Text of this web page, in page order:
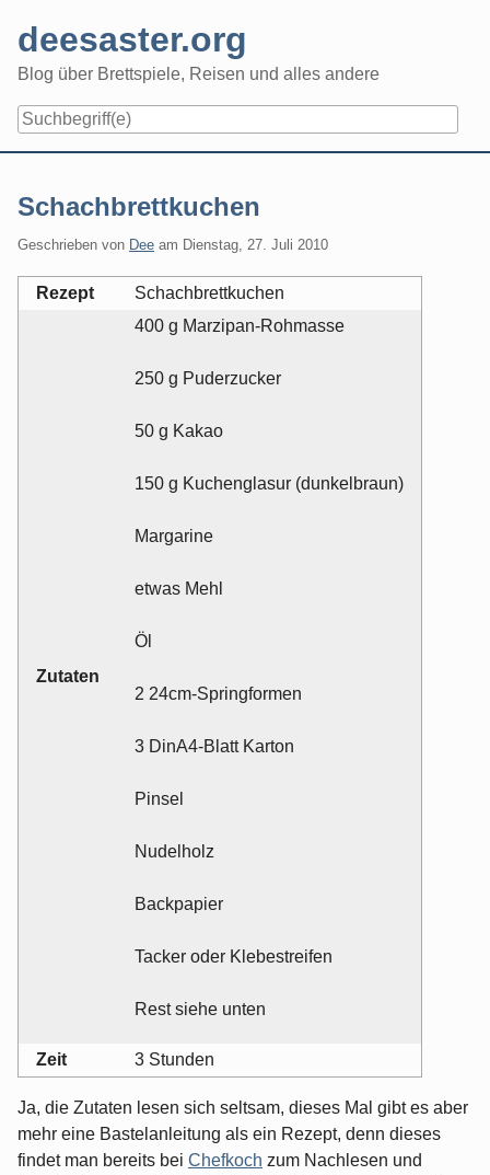
content
deesaster.org
Blog über Brettspiele, Reisen und alles andere
Schachbrettkuchen
Geschrieben von Dee am Dienstag, 27. Juli 2010
Rezept Schachbrettkuchen
Zutaten
400 g Marzipan-Rohmasse
250 g Puderzucker
50 g Kakao
150 g Kuchenglasur (dunkelbraun)
Margarine
etwas Mehl
Öl
2 24cm-Springformen
3 DinA4-Blatt Karton
Pinsel
Nudelholz
Backpapier
Tacker oder Klebestreifen
Rest siehe unten
Zeit 3 Stunden
Ja, die Zutaten lesen sich seltsam, dieses Mal gibt es aber
mehr eine Bastelanleitung als ein Rezept, denn dieses
findet man bereits bei Chefkoch zum Nachlesen und